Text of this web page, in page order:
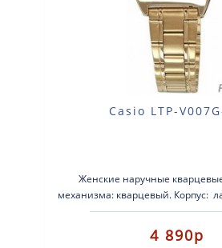
Casio LTP-
Женские наручные
механизма: кварцевый. Корпус:
IP покрытием. Б..
4 890р